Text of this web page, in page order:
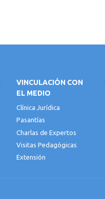
VINCULACIÓN CON
EL MEDIO
Clínica Jurídica
Pasantías
Charlas de Expertos
Visitas Pedagógicas
Extensión